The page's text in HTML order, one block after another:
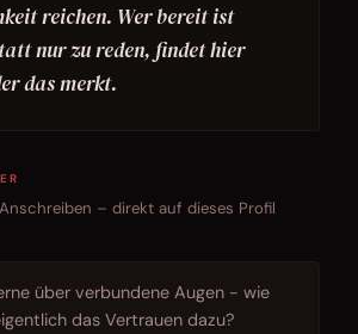
reichen. Wer bereit ist
nur zu reden, findet hier
das merkt.
– direkt auf dieses Profil
über verbundene Augen - wie
das Vertrauen dazu?